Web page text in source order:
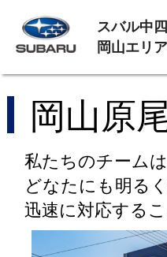
スバル中
岡山エリア
岡山原
私たちのチームは
どなたにも明る
迅速に対応する